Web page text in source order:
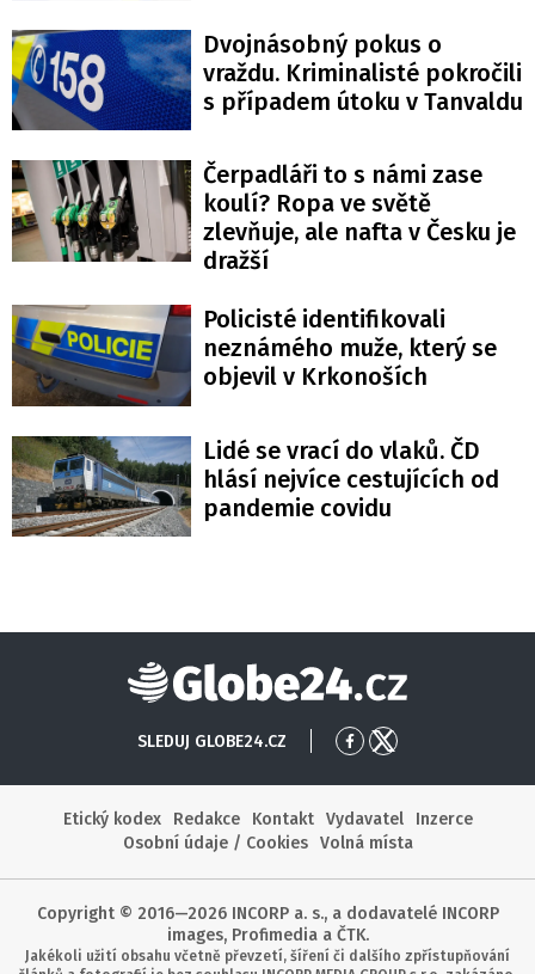
Dvojnásobný pokus o
vraždu. Kriminalisté pokročili
s případem útoku v Tanvaldu
Čerpadláři to s námi zase
koulí? Ropa ve světě
zlevňuje, ale nafta v Česku je
dražší
Policisté identifikovali
neznámého muže, který se
objevil v Krkonoších
Lidé se vrací do vlaků. ČD
hlásí nejvíce cestujících od
pandemie covidu
Globe24
SLEDUJ GLOBE24.CZ
PřejítPřejít
Etický kodex
Redakce Kontakt Vydavatel
Inzerce
Osobní údaje / Cookies
Volná místa
Copyright © 2016—2026 INCORP a. s., a dodavatelé INCORP
images, Profimedia a ČTK.
Jakékoli užití obsahu včetně převzetí, šíření či dalšího zpřístupňování